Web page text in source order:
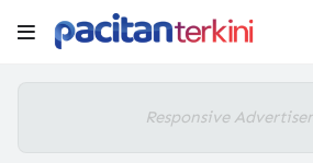
Responsive